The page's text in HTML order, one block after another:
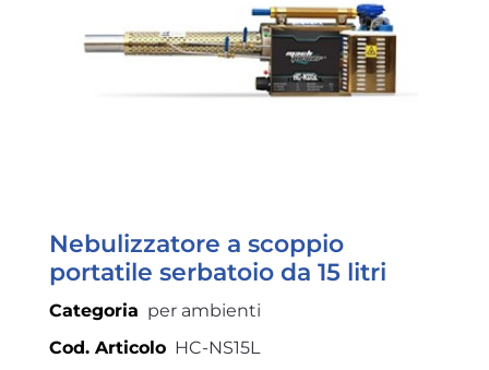
Nebulizzatore a scoppio
portatile serbatoio da 15 litri
Categoria per ambienti
Cod. Articolo HC-NS15L